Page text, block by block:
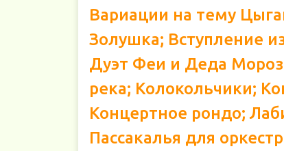
Вариации на тему
Золушка; Вступление
Дуэт Феи и Деда
река; Колокольчики;
Концертное рондо;
Пассакалья для